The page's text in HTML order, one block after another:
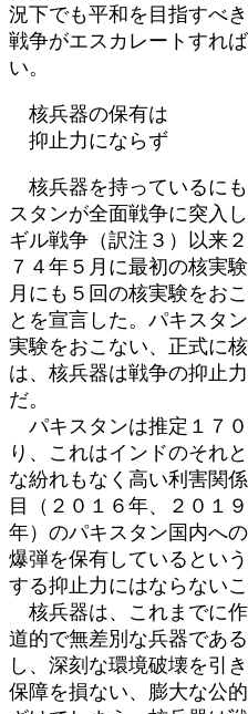
況下でも平和を目指すべ
戦争がエスカレートすれ
い。
核兵器の保有は
抑止力にならず
核兵器を持っているに
スタンが全面戦争に突入
ギル戦争（訳注３）以来
７４年５月に最初の核実
月にも５回の核実験をお
とを宣言した。パキスタ
実験をおこない、正式に
は、核兵器は戦争の抑止
だ。
パキスタンは推定１７
り、これはインドのそれ
な紛れもなく高い利害関
目（２０１６年、２０１
年）のパキスタン国内へ
爆弾を保有しているとい
する抑止力にはならない
核兵器は、これまでに
道的で無差別な兵器であ
し、深刻な環境破壊を引
保障を損ない、膨大な公